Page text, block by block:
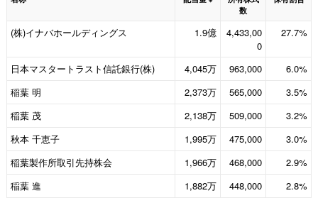
数
(株)イナバホールディングス 1.9億
4,433,00
0
27.7%
日本マスタートラスト信託銀行(株) 4,045万 963,000
6.0%
稲葉 明
2,373万 565,000
3.5%
稲葉 茂
2,138万 509,000
3.2%
秋本 千恵子
1,995万 475,000
3.0%
稲葉製作所取引先持株会
1,966万 468,000
2.9%
稲葉 進
1,882万 448,000
2.8%